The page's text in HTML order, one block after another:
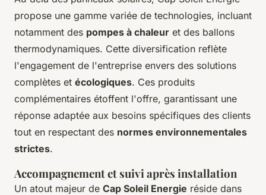
propose une gamme variée de technologies, incluant
notamment des pompes à chaleur et des ballons
thermodynamiques. Cette diversification reflète
l'engagement de l'entreprise envers des solutions
complètes et écologiques. Ces produits
complémentaires étoffent l'offre, garantissant une
réponse adaptée aux besoins spécifiques des clients
tout en respectant des normes environnementales
strictes.
Accompagnement et suivi après installation
Un atout majeur de Cap Soleil Energie réside dans